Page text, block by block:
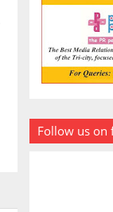
Follow us on